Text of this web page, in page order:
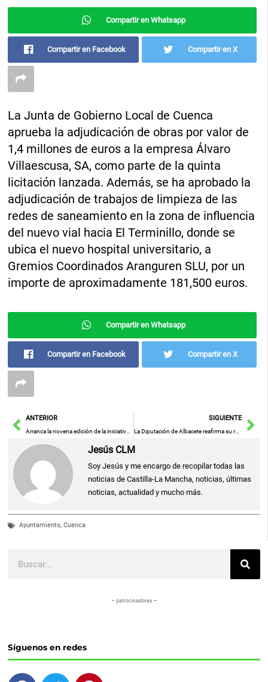
Compartir en Whatsapp
Compartir en Facebook Compartir en X
La Junta de Gobierno Local de Cuenca
aprueba la adjudicación de obras por valor de
1,4 millones de euros a la empresa Álvaro
Villaescusa, SA, como parte de la quinta
licitación lanzada. Además, se ha aprobado la
adjudicación de trabajos de limpieza de las
redes de saneamiento en la zona de influencia
del nuevo vial hacia El Terminillo, donde se
ubica el nuevo hospital universitario, a
Gremios Coordinados Aranguren SLU, por un
importe de aproximadamente 181,500 euros.
Compartir en Whatsapp
Compartir en Facebook Compartir en X
AntANTERIOR
Arranca la novena edición de la iniciativa social y educativa Audi Creativity Challenge
SIGUIENTE
La Diputación de Albacete reafirma su respaldo al Congreso CIPO para promover la humanización de la sanidad y mejorar la comunicación en el ámbito sanitario
Jesús CLM
Soy Jesús y me encargo de recopilar todas las
noticias de Castilla-La Mancha, noticias, últimas
noticias, actualidad y mucho más.
Ayuntamiento,Cuenca
– patrocinadores –
Síguenos en redes